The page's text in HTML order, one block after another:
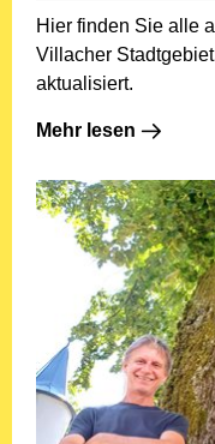
Hier finden Sie alle
Villacher
aktualisiert.
Mehr lesen:
Mehr lesen